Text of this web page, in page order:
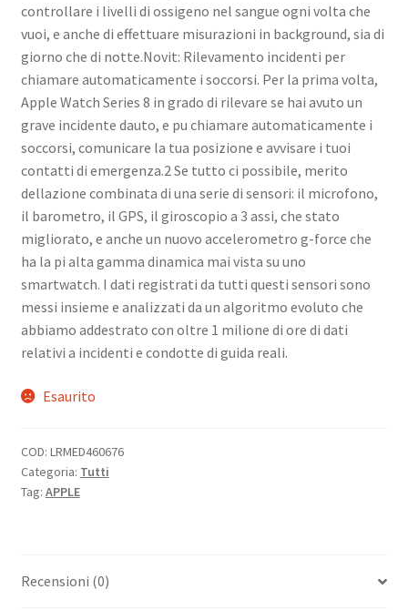
controllare i livelli di ossigeno nel sangue ogni volta che
vuoi, e anche di effettuare misurazioni in background, sia di
giorno che di notte.Novit: Rilevamento incidenti per
chiamare automaticamente i soccorsi. Per la prima volta,
Apple Watch Series 8 in grado di rilevare se hai avuto un
grave incidente dauto, e pu chiamare automaticamente i
soccorsi, comunicare la tua posizione e avvisare i tuoi
contatti di emergenza.2 Se tutto ci possibile, merito
dellazione combinata di una serie di sensori: il microfono,
il barometro, il GPS, il giroscopio a 3 assi, che stato
migliorato, e anche un nuovo accelerometro g-force che
ha la pi alta gamma dinamica mai vista su uno
smartwatch. I dati registrati da tutti questi sensori sono
messi insieme e analizzati da un algoritmo evoluto che
abbiamo addestrato con oltre 1 milione di ore di dati
relativi a incidenti e condotte di guida reali.
Esaurito
COD: LRMED460676
Categoria: Tutti
Tag: APPLE
Recensioni (0)